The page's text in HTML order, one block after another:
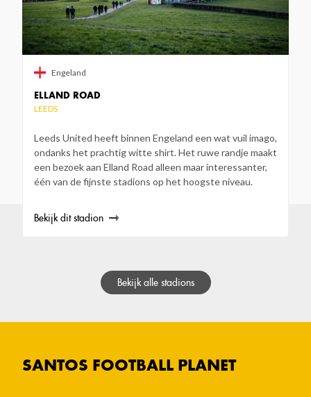
ELLAND ROAD
LEEDS
Leeds United heeft binnen Engeland een wat vuil imago,
ondanks het prachtig witte shirt. Het ruwe randje maakt
een bezoek aan Elland Road alleen maar interessanter,
één van de fijnste stadions op het hoogste niveau.
Engeland
Bekijk dit stadion
Bekijk alle stadions
SANTOS FOOTBALL PLANET